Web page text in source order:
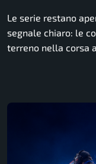
Le serie restano
segnale chiaro: le
terreno nella corsa